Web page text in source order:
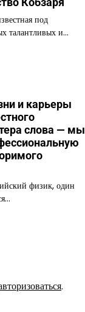
под
талантливых и…
и карьеры
слова — мы
физик, один
.